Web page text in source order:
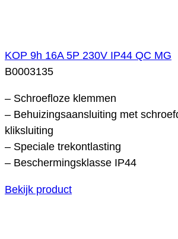
KOP 9h 16A 5P 230V IP44 QC MG
B0003135
– Schroefloze klemmen
– Behuizingsaansluiting met
kliksluiting
– Speciale trekontlasting
– Beschermingsklasse IP44
Bekijk product